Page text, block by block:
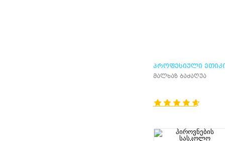
ᲞᲠᲝᲤᲔᲡᲘᲣᲚᲘ
ᲡᲐᲤᲣᲫᲕᲚᲔᲑᲘ
მალხაზ ბაძაღუა